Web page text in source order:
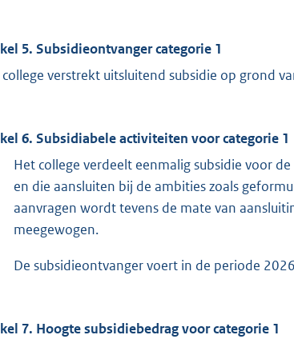
5. Subsidieontvanger categorie 1
verstrekt uitsluitend subsidie op grond
6. Subsidiabele activiteiten voor categorie 1
Het college verdeelt eenmalig subsidie voor
en die aansluiten bij de ambities zoals
aanvragen wordt tevens de mate van
meegewogen.
De subsidieontvanger voert in de periode
7. Hoogte subsidiebedrag voor categorie 1